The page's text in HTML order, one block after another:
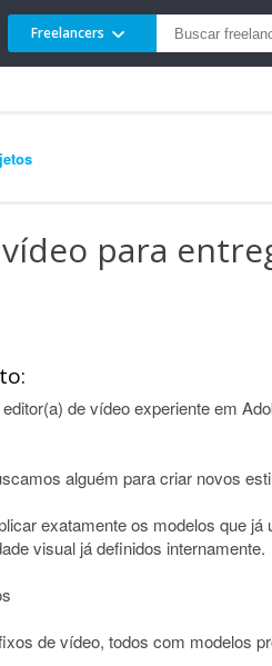
Freelancers
para
de vídeo experiente em
alguém para criar novos
exatamente os modelos que já
visual já definidos internamente.
de vídeo, todos com modelos